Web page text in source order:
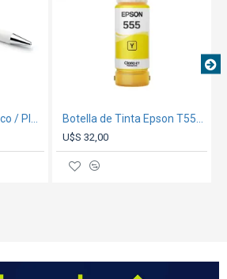
U$S 32,00